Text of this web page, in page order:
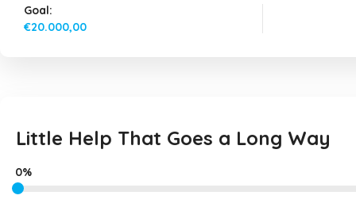
Goal:
€20.000,00
Little Help That Goes a Long Way
0%